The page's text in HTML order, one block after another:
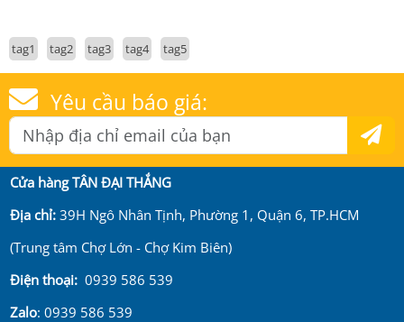
tag1 tag2 tag3 tag4 tag5
Yêu cầu báo giá:
Cửa hàng TÂN ĐẠI THẮNG
Địa chỉ:39H Ngô Nhân Tịnh, Phường 1, Quận 6, TP.HCM
(Trung tâm Chợ Lớn - Chợ Kim Biên)
Điện thoại: 0939 586 539
Zalo: 0939 586 539